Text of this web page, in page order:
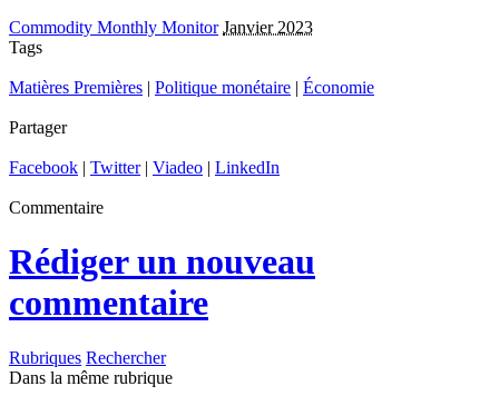
Commodity Monthly Monitor Janvier 2023
Tags
Matières Premières | Politique monétaire | Économie
Partager
Facebook | Twitter| Viadeo | LinkedIn
Commentaire
Rédiger un nouveau
commentaire
Rubriques Rechercher
Dans la même rubrique